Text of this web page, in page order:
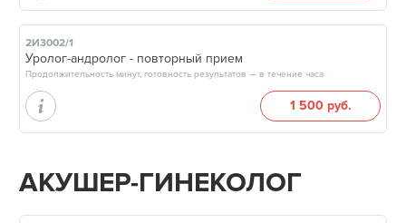
2И3002/1
Уролог-андролог - повторный прием
Продолжительность минут, готовность результатов — в течение часа
1 500 руб.
АКУШЕР-ГИНЕКОЛОГ